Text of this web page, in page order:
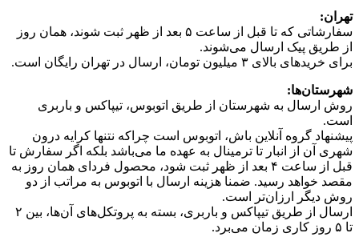
تهران:
سفارشاتی که تا قبل از ساعت ۵ بعد از ظهر ثبت شوند، همان روز
از طریق پیک ارسال می‌شوند.
برای خریدهای بالای ۳ میلیون تومان، ارسال در تهران رایگان است.
شهرستان‌ها:
روش ارسال به شهرستان از طریق اتوبوس، تیپاکس و باربری
است.
پیشنهاد گروه آنلاین باش، اتوبوس است چرا‌که نتنها کرایه درون
شهری آن از انبار تا ترمینال به عهده ما می‌باشد بلکه اگر سفارش تا
قبل از ساعت ۴ بعد از ظهر ثبت شود، محصول فردای همان روز به
مقصد خواهد رسید. ضمنا هزینه ارسال با اتوبوس به مراتب از دو
روش دیگر ارزان‌تر است.
ارسال از طریق تیپاکس و باربری، بسته به پروتکل‌های آن‌ها، بین ۲
تا ۵ روز کاری زمان می‌برد.